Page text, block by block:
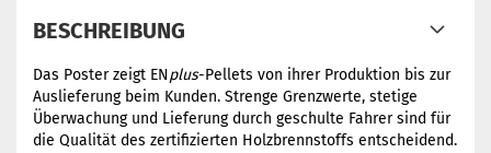
BESCHREIBUNG
Das Poster zeigt ENplus-Pellets von ihrer Produktion bis zur
Auslieferung beim Kunden. Strenge Grenzwerte, stetige
Überwachung und Lieferung durch geschulte Fahrer sind für
die Qualität des zertifizierten Holzbrennstoffs entscheidend.